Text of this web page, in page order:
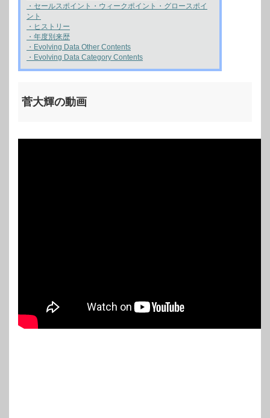
・セールスポイント・ウィークポイント・グロースポイ
ント
・ヒストリー
・年度別来歴
・Evolving Data Other Contents
・Evolving Data Category Contents
菅大輝の動画